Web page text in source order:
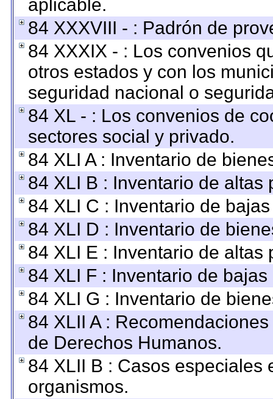
aplicable.
84 XXXVIII - : Padrón de
84 XXXIX - : Los convenios
otros estados y con los
seguridad nacional o
84 XL - : Los convenios de
sectores social y privado.
84 XLI A : Inventario de
84 XLI B : Inventario de
84 XLI C : Inventario de
84 XLI D : Inventario de
84 XLI E : Inventario de
84 XLI F : Inventario de
84 XLI G : Inventario de
84 XLII A :
de Derechos Humanos.
84 XLII B : Casos especiales
organismos.